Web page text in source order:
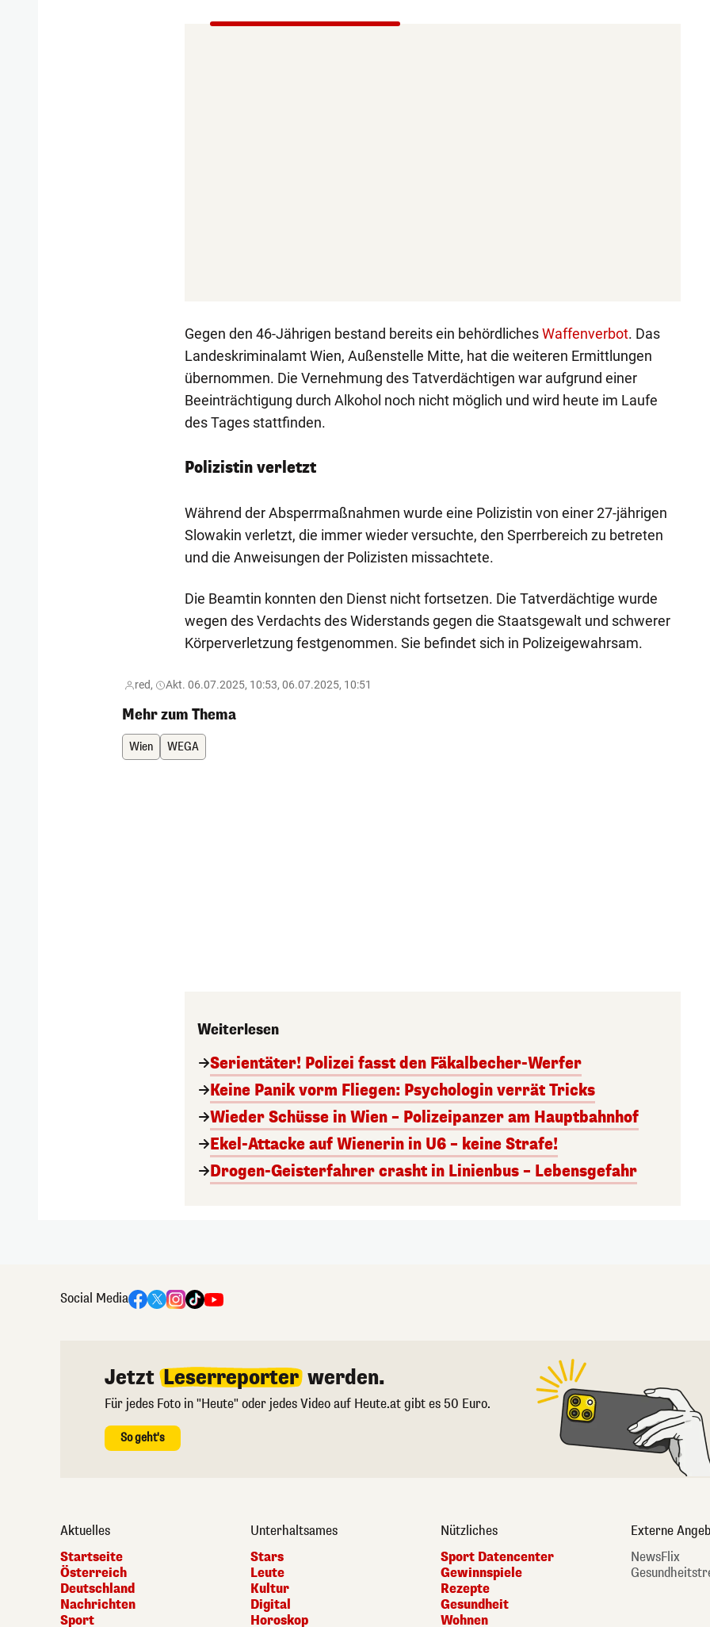
Gegen den 46-Jährigen bestand bereits ein behördlichesWaffenverbot. Das
Landeskriminalamt Wien, Außenstelle Mitte, hat die weiteren Ermittlungen
übernommen. Die Vernehmung des Tatverdächtigen war aufgrund einer
Beeinträchtigung durch Alkohol noch nicht möglich und wird heute im Laufe
des Tages stattfinden.
Polizistin verletzt
Während der Absperrmaßnahmen wurde eine Polizistin von einer 27-jährigen
Slowakin verletzt, die immer wieder versuchte, den Sperrbereich zu betreten
und die Anweisungen der Polizisten missachtete.
Die Beamtin konnten den Dienst nicht fortsetzen. Die Tatverdächtige wurde
wegen des Verdachts des Widerstands gegen die Staatsgewalt und schwerer
Körperverletzung festgenommen. Sie befindet sich in Polizeigewahrsam.
red, Akt. 06.07.2025, 10:53, 06.07.2025, 10:51
Mehr zum Thema
Wien WEGA
Weiterlesen
Serientäter! Polizei fasst den Fäkalbecher-Werfer
Keine Panik vorm Fliegen: Psychologin verrät Tricks
Wieder Schüsse in Wien – Polizeipanzer am Hauptbahnhof
Ekel-Attacke auf Wienerin in U6 – keine Strafe!
Drogen-Geisterfahrer crasht in Linienbus – Lebensgefahr
Social Media
Jetzt Leserreporter werden.
Für jedes Foto in "Heute" oder jedes Video auf Heute.at gibt es 50 Euro.
So geht's
Aktuelles
Startseite
Österreich
Deutschland
Nachrichten
Sport
Unterhaltsames
Stars
Leute
Kultur
Digital
Horoskop
Nützliches
Sport Datencenter
Gewinnspiele
Rezepte
Gesundheit
Wohnen
Externe
NewsFlix